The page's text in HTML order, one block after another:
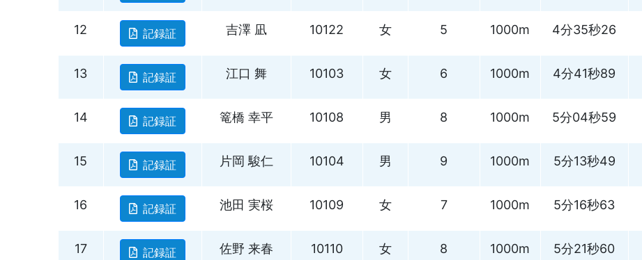
12 記録証 吉澤 凪 10122 女 5 1000m 4分35秒26
13 記録証 江口 舞 10103 女 6 1000m 4分41秒89
14 記録証 篭橋 幸平 10108 男 8 1000m 5分04秒59
15 記録証 片岡 駿仁 10104 男 9 1000m 5分13秒49
16 記録証 池田 実桜 10109 女 7 1000m 5分16秒63
17 記録証 佐野 来春 10110 女 8 1000m 5分21秒60